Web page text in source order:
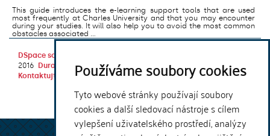
Používáme soubory cookies
Tyto webové stránky používají soubory
cookies a další sledovací nástroje s cílem
vylepšení uživatelského prostředí, analýzy
This guide introduces the e-learning support tools that are used
most frequently at Charles University and that you may encounter
during your studies. It will also help you to avoid the most common
obstacles associated ...
DSpace software
2016
DuraSpace
Kontaktujte nás | Vyjádření názoru